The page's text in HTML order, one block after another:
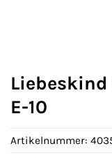
E-10
Artikelnummer: